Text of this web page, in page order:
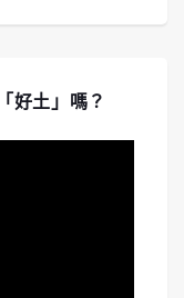
好土」嗎？